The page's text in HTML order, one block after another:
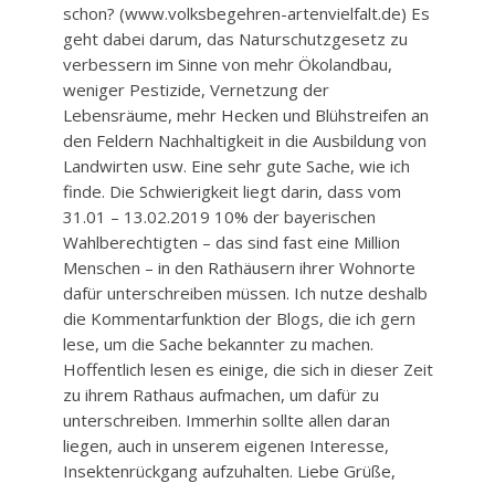
schon? (www.volksbegehren-artenvielfalt.de) Es
geht dabei darum, das Naturschutzgesetz zu
verbessern im Sinne von mehr Ökolandbau,
weniger Pestizide, Vernetzung der
Lebensräume, mehr Hecken und Blühstreifen an
den Feldern Nachhaltigkeit in die Ausbildung von
Landwirten usw. Eine sehr gute Sache, wie ich
finde. Die Schwierigkeit liegt darin, dass vom
31.01 – 13.02.2019 10% der bayerischen
Wahlberechtigten – das sind fast eine Million
Menschen – in den Rathäusern ihrer Wohnorte
dafür unterschreiben müssen. Ich nutze deshalb
die Kommentarfunktion der Blogs, die ich gern
lese, um die Sache bekannter zu machen.
Hoffentlich lesen es einige, die sich in dieser Zeit
zu ihrem Rathaus aufmachen, um dafür zu
unterschreiben. Immerhin sollte allen daran
liegen, auch in unserem eigenen Interesse,
Insektenrückgang aufzuhalten. Liebe Grüße,